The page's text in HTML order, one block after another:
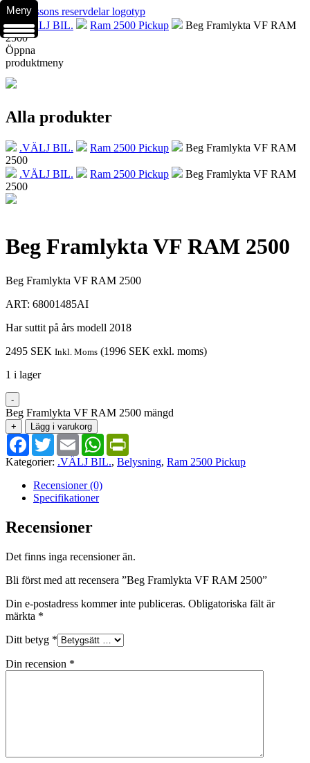
.VÄLJ BIL. Ram 2500 Pickup
Beg Framlykta VF RAM
2500
Öppna
produktmeny
Alla produkter
.VÄLJ BIL. Ram 2500 Pickup
Beg Framlykta VF RAM
2500
.VÄLJ BIL.
Ram 2500 Pickup
Beg Framlykta VF RAM
2500
Beg Framlykta VF RAM 2500
Beg Framlykta VF RAM 2500
ART: 68001485AI
Har suttit på års modell 2018
2495 SEK Inkl. Moms (1996 SEK exkl. moms)
1 i lager
-
Beg Framlykta VF RAM 2500 mängd
+ Lägg i varukorg
Facebook
TwitterEmail WhatsApp
Kategorier: .VÄLJ BIL., Belysning, Ram 2500 Pickup
Recensioner (0)
Specifikationer
Recensioner
Det finns inga recensioner än.
Bli först med att recensera ”Beg Framlykta VF RAM 2500”
Din e-postadress kommer inte publiceras. Obligatoriska fält är
märkta *
Ditt betyg *
Din recension *
Meny